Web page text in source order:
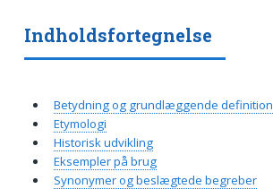
Indholdsfortegnelse
Betydning og grundlæggende definition
Etymologi
Historisk udvikling
Eksempler på brug
Synonymer og beslægtede begreber